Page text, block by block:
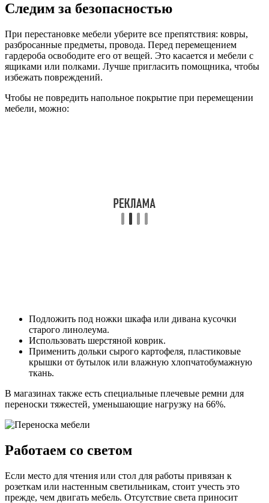
Следим за безопасностью
При перестановке мебели уберите все препятствия: ковры,
разбросанные предметы, провода. Перед перемещением
гардероба освободите его от вещей. Это касается и мебели с
ящиками или полками. Лучше пригласить помощника, чтобы
избежать повреждений.
Чтобы не повредить напольное покрытие при перемещении
мебели, можно:
Подложить под ножки шкафа или дивана кусочки
старого линолеума.
Использовать шерстяной коврик.
Применить дольки сырого картофеля, пластиковые
крышки от бутылок или влажную хлопчатобумажную
ткань.
В магазинах также есть специальные плечевые ремни для
переноски тяжестей, уменьшающие нагрузку на 66%.
Работаем со светом
Если место для чтения или стол для работы привязан к
розеткам или настенным светильникам, стоит учесть это
прежде, чем двигать мебель. Отсутствие света приносит